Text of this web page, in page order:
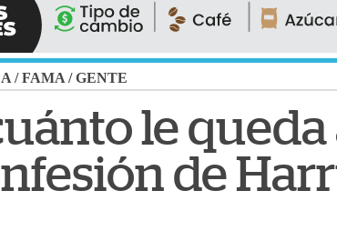
/FAMA /GENTE
le
de